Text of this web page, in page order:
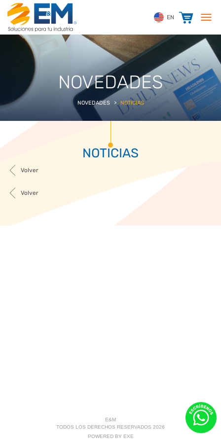
EN
NOVEDADES
NOVEDADES > NOTICIAS
NOTICIAS
Volver
Volver
E&M
TODOS LOS DERECHOS RESERVADOS 2026
POWERED BY EXE